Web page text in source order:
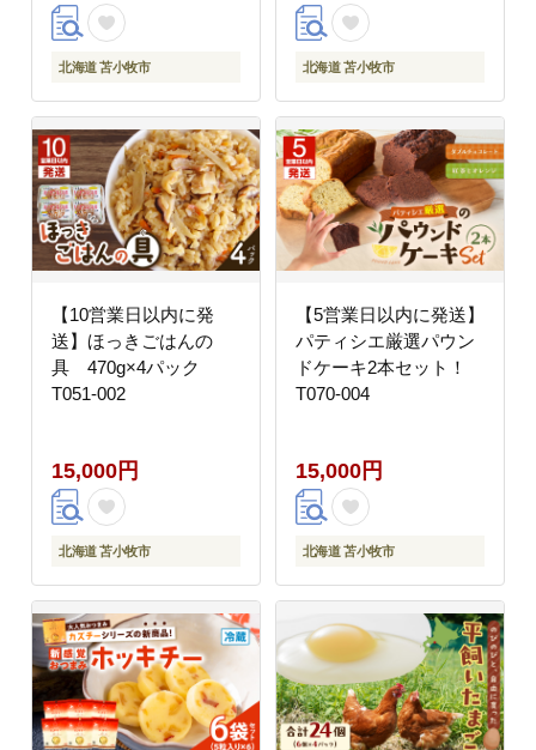
北海道 苫小牧市 北海道 苫小牧市
【10営業日以内に発
送】ほっきごはんの
具 470g×4パック
T051-002
15,000円
北海道 苫小牧市
【5営業日以内に発送】
パティシエ厳選パウン
ドケーキ2本セット！
T070-004
15,000円
北海道 苫小牧市